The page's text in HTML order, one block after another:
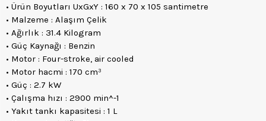
• Ürün Boyutları UxGxY : 160 x 70 x 105 santimetre
• Malzeme : Alaşım Çelik
• Ağırlık : 31.4 Kilogram
• Güç Kaynağı : Benzin
• Motor : Four-stroke, air cooled
• Motor hacmi : 170 cm³
• Güç : 2.7 kW
• Çalışma hızı : 2900 min^-1
• Yakıt tankı kapasitesi : 1 L